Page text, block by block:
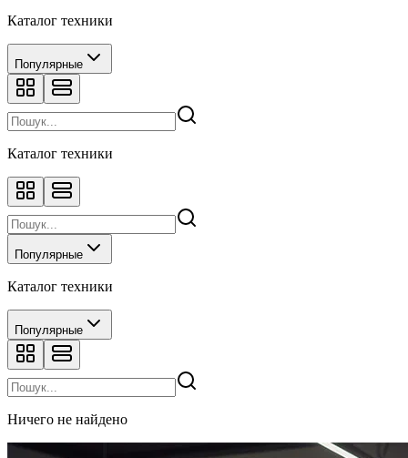
Каталог техники
Популярные
Каталог техники
Популярные
Каталог техники
Популярные
Ничего не найдено